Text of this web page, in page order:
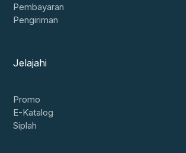
Pembayaran
Pengiriman
Jelajahi
Promo
E-Katalog
Siplah